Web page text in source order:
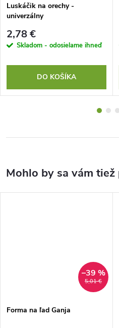
Luskáčik na orechy -
univerzálny
2,78 €
Skladom - odosielame ihneď
DO KOŠÍKA
5,01 €
–39 %
Forma na ľad Ganja